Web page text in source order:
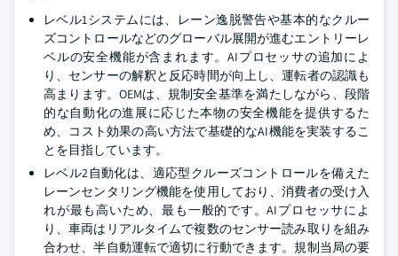
レベル1システムには、レーン逸脱警告や基本的なクルー
ズコントロールなどのグローバル展開が進むエントリーレ
ベルの安全機能が含まれます。AIプロセッサの追加によ
り、センサーの解釈と反応時間が向上し、運転者の認識も
高まります。OEMは、規制安全基準を満たしながら、段階
的な自動化の進展に応じた本物の安全機能を提供するた
め、コスト効果の高い方法で基礎的なAI機能を実装するこ
とを目指しています。
レベル2自動化は、適応型クルーズコントロールを備えた
レーンセンタリング機能を使用しており、消費者の受け入
れが最も高いため、最も一般的です。AIプロセッサによ
り、車両はリアルタイムで複数のセンサー読み取りを組み
合わせ、半自動運転で適切に行動できます。規制当局の要